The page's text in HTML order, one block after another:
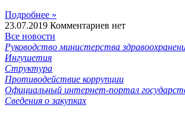
Подробнее »
23.07.2019 Комментариев нет
Все новости
Руководство министерства
Ингушетия
Структура
Противодействие коррупции
Официальный интернет-портал
Сведения о закупках